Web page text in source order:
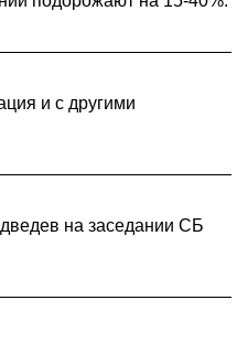
и с другими
на заседании СБ